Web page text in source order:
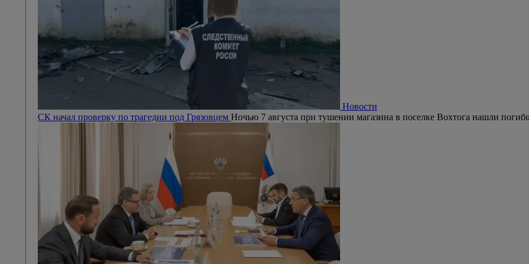
Новости
СК начал проверку по трагедии под Грязовцем Ночью 7 августа при тушении магазина в поселке Вохтога нашли